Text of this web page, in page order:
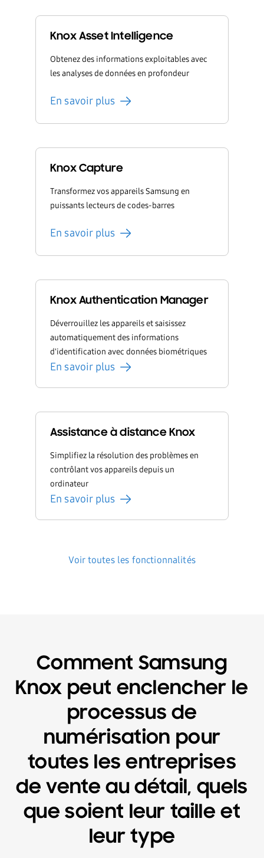
Knox Asset Intelligence
Obtenez des informations exploitables avec
les analyses de données en profondeur
En savoir plus
Knox Capture
Transformez vos appareils Samsung en
puissants lecteurs de codes-barres
En savoir plus
Knox Authentication Manager
Déverrouillez les appareils et saisissez
automatiquement des informations
d'identification avec données biométriques
En savoir plus
Assistance à distance Knox
Simplifiez la résolution des problèmes en
contrôlant vos appareils depuis un
ordinateur
En savoir plus
Voir toutes les fonctionnalités
Comment Samsung
Knox peut enclencher le
processus de
numérisation pour
toutes les entreprises
de vente au détail, quels
que soient leur taille et
leur type